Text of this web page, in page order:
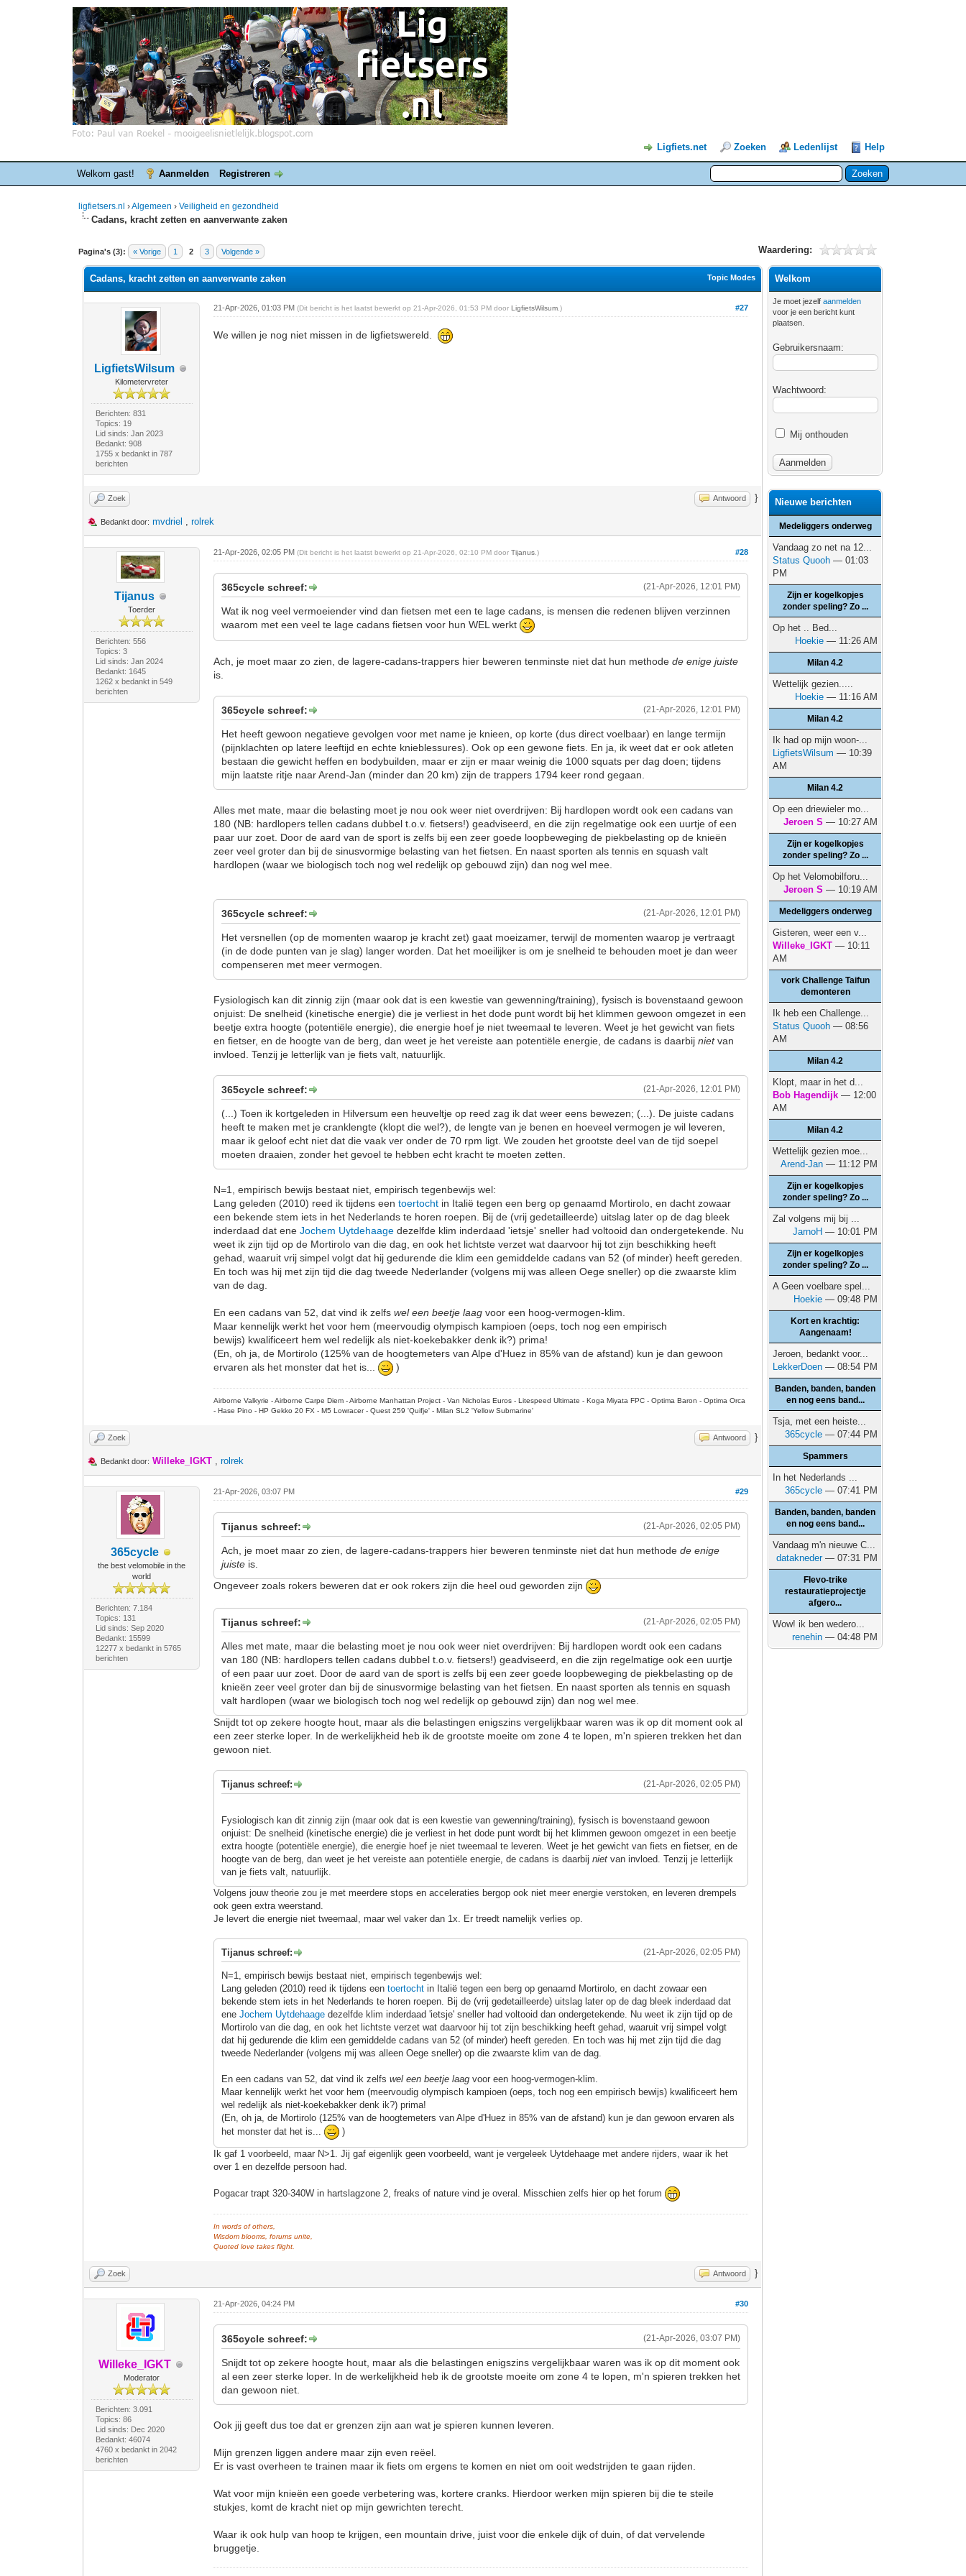
Ligfiets.net Zoeken Ledenlijst Help
Welkom gast! Aanmelden Registreren
ligfietsers.nl ›Algemeen ›Veiligheid en gezondheid
Cadans, kracht zetten en aanverwante zaken
Pagina's (3): « Vorige 1 2 3 Volgende » Waardering:
0 stemmen - gemiddelde waardering is 0
1
2
3
4
5
Topic Modes
Cadans, kracht zetten en aanverwante zaken
LigfietsWilsum
Kilometervreter
Berichten: 831
Topics: 19
Lid sinds: Jan 2023
Bedankt: 908
1755 x bedankt in 787
berichten
#27
21-Apr-2026, 01:03 PM(Dit bericht is het laatst bewerkt op 21-Apr-2026, 01:53 PM doorLigfietsWilsum .)
We willen je nog niet missen in de ligfietswereld.
Zoek Antwoord }
Bedankt door: mvdriel ,rolrek
Tijanus
Toerder
Berichten: 556
Topics: 3
Lid sinds: Jan 2024
Bedankt: 1645
1262 x bedankt in 549
berichten
#28
21-Apr-2026, 02:05 PM(Dit bericht is het laatst bewerkt op 21-Apr-2026, 02:10 PM doorTijanus .)
(21-Apr-2026, 12:01 PM)
365cycle schreef:
Wat ik nog veel vermoeiender vind dan fietsen met een te lage cadans, is mensen die redenen blijven verzinnen
waarom met een veel te lage cadans fietsen voor hun WEL werkt
Ach, je moet maar zo zien, de lagere-cadans-trappers hier beweren tenminste niet dat hun methodede enige juiste
is.
(21-Apr-2026, 12:01 PM)
365cycle schreef:
Het heeft gewoon negatieve gevolgen voor met name je knieen, op korte (dus direct voelbaar) en lange termijn
(pijnklachten op latere leeftijd en echte knieblessures). Ook op een gewone fiets. En ja, ik weet dat er ook atleten
bestaan die gewicht heffen en bodybuilden, maar er zijn er maar weinig die 1000 squats per dag doen; tijdens
mijn laatste ritje naar Arend-Jan (minder dan 20 km) zijn de trappers 1794 keer rond gegaan.
Alles met mate, maar die belasting moet je nou ook weer niet overdrijven: Bij hardlopen wordt ook een cadans van
180 (NB: hardlopers tellen cadans dubbel t.o.v. fietsers!) geadviseerd, en die zijn regelmatige ook een uurtje of een
paar uur zoet. Door de aard van de sport is zelfs bij een zeer goede loopbeweging de piekbelasting op de knieën
zeer veel groter dan bij de sinusvormige belasting van het fietsen. En naast sporten als tennis en squash valt
hardlopen (waar we biologisch toch nog wel redelijk op gebouwd zijn) dan nog wel mee.
(21-Apr-2026, 12:01 PM)
365cycle schreef:
Het versnellen (op de momenten waarop je kracht zet) gaat moeizamer, terwijl de momenten waarop je vertraagt
(in de dode punten van je slag) langer worden. Dat het moeilijker is om je snelheid te behouden moet je dan weer
compenseren met meer vermogen.
Fysiologisch kan dit zinnig zijn (maar ook dat is een kwestie van gewenning/training), fysisch is bovenstaand gewoon
onjuist: De snelheid (kinetische energie) die je verliest in het dode punt wordt bij het klimmen gewoon omgezet in een
beetje extra hoogte (potentiële energie), die energie hoef je niet tweemaal te leveren. Weet je het gewicht van fiets
en fietser, en de hoogte van de berg, dan weet je het vereiste aan potentiële energie, de cadans is daarbijnietvan
invloed. Tenzij je letterlijk van je fiets valt, natuurlijk.
(21-Apr-2026, 12:01 PM)
365cycle schreef:
(...) Toen ik kortgeleden in Hilversum een heuveltje op reed zag ik dat weer eens bewezen; (...). De juiste cadans
heeft te maken met je cranklengte (klopt die wel?), de lengte van je benen en hoeveel vermogen je wil leveren,
maar ik geloof echt niet dat die vaak ver onder de 70 rpm ligt. We zouden het grootste deel van de tijd soepel
moeten draaien, zonder het gevoel te hebben echt kracht te moeten zetten.
N=1, empirisch bewijs bestaat niet, empirisch tegenbewijs wel:
Lang geleden (2010) reed ik tijdens eentoertocht in Italië tegen een berg op genaamd Mortirolo, en dacht zowaar
een bekende stem iets in het Nederlands te horen roepen. Bij de (vrij gedetailleerde) uitslag later op de dag bleek
inderdaad dat eneJochem Uytdehaage dezelfde klim inderdaad 'ietsje' sneller had voltooid dan ondergetekende. Nu
weet ik zijn tijd op de Mortirolo van die dag, en ook het lichtste verzet wat daarvoor hij tot zijn beschikking heeft
gehad, waaruit vrij simpel volgt dat hij gedurende die klim een gemiddelde cadans van 52 (of minder) heeft gereden.
En toch was hij met zijn tijd die dag tweede Nederlander (volgens mij was alleen Oege sneller) op die zwaarste klim
van de dag.
En een cadans van 52, dat vind ik zelfswel een beetje laag voor een hoog-vermogen-klim.
Maar kennelijk werkt het voor hem (meervoudig olympisch kampioen (oeps, toch nog een empirisch
bewijs) kwalificeert hem wel redelijk als niet-koekebakker denk ik?) prima!
(En, oh ja, de Mortirolo (125% van de hoogtemeters van Alpe d'Huez in 85% van de afstand) kun je dan gewoon
ervaren als het monster dat het is...
)
Airborne Valkyrie - Airborne Carpe Diem - Airborne Manhattan Project - Van Nicholas Euros - Litespeed Ultimate - Koga Miyata FPC - Optima Baron - Optima Orca
- Hase Pino - HP Gekko 20 FX - M5 Lowracer - Quest 259 'Quifje' - Milan SL2 'Yellow Submarine'
Zoek Antwoord }
Bedankt door: Willeke_IGKT ,rolrek
365cycle
the best velomobile in the
world
Berichten: 7.184
Topics: 131
Lid sinds: Sep 2020
Bedankt: 15599
12277 x bedankt in 5765
berichten
#29
21-Apr-2026, 03:07 PM
(21-Apr-2026, 02:05 PM)
Tijanus schreef:
Ach, je moet maar zo zien, de lagere-cadans-trappers hier beweren tenminste niet dat hun methodede enige
juiste is.
Ongeveer zoals rokers beweren dat er ook rokers zijn die heel oud geworden zijn
(21-Apr-2026, 02:05 PM)
Tijanus schreef:
Alles met mate, maar die belasting moet je nou ook weer niet overdrijven: Bij hardlopen wordt ook een cadans
van 180 (NB: hardlopers tellen cadans dubbel t.o.v. fietsers!) geadviseerd, en die zijn regelmatige ook een uurtje
of een paar uur zoet. Door de aard van de sport is zelfs bij een zeer goede loopbeweging de piekbelasting op de
knieën zeer veel groter dan bij de sinusvormige belasting van het fietsen. En naast sporten als tennis en squash
valt hardlopen (waar we biologisch toch nog wel redelijk op gebouwd zijn) dan nog wel mee.
Snijdt tot op zekere hoogte hout, maar als die belastingen enigszins vergelijkbaar waren was ik op dit moment ook al
een zeer sterke loper. In de werkelijkheid heb ik de grootste moeite om zone 4 te lopen, m'n spieren trekken het dan
gewoon niet.
(21-Apr-2026, 02:05 PM)
Tijanus schreef:
Fysiologisch kan dit zinnig zijn (maar ook dat is een kwestie van gewenning/training), fysisch is bovenstaand gewoon
onjuist: De snelheid (kinetische energie) die je verliest in het dode punt wordt bij het klimmen gewoon omgezet in een beetje
extra hoogte (potentiële energie), die energie hoef je niet tweemaal te leveren. Weet je het gewicht van fiets en fietser, en de
hoogte van de berg, dan weet je het vereiste aan potentiële energie, de cadans is daarbijniet van invloed. Tenzij je letterlijk
van je fiets valt, natuurlijk.
Volgens jouw theorie zou je met meerdere stops en acceleraties bergop ook niet meer energie verstoken, en leveren drempels
ook geen extra weerstand.
Je levert die energie niet tweemaal, maar wel vaker dan 1x. Er treedt namelijk verlies op.
(21-Apr-2026, 02:05 PM)
Tijanus schreef:
N=1, empirisch bewijs bestaat niet, empirisch tegenbewijs wel:
Lang geleden (2010) reed ik tijdens eentoertocht in Italië tegen een berg op genaamd Mortirolo, en dacht zowaar een
bekende stem iets in het Nederlands te horen roepen. Bij de (vrij gedetailleerde) uitslag later op de dag bleek inderdaad dat
eneJochem Uytdehaage dezelfde klim inderdaad 'ietsje' sneller had voltooid dan ondergetekende. Nu weet ik zijn tijd op de
Mortirolo van die dag, en ook het lichtste verzet wat daarvoor hij tot zijn beschikking heeft gehad, waaruit vrij simpel volgt
dat hij gedurende die klim een gemiddelde cadans van 52 (of minder) heeft gereden. En toch was hij met zijn tijd die dag
tweede Nederlander (volgens mij was alleen Oege sneller) op die zwaarste klim van de dag.
En een cadans van 52, dat vind ik zelfswel een beetje laag voor een hoog-vermogen-klim.
Maar kennelijk werkt het voor hem (meervoudig olympisch kampioen (oeps, toch nog een empirisch bewijs) kwalificeert hem
wel redelijk als niet-koekebakker denk ik?) prima!
(En, oh ja, de Mortirolo (125% van de hoogtemeters van Alpe d'Huez in 85% van de afstand) kun je dan gewoon ervaren als
het monster dat het is...
)
Ik gaf 1 voorbeeld, maar N>1. Jij gaf eigenlijk geen voorbeeld, want je vergeleek Uytdehaage met andere rijders, waar ik het
over 1 en dezelfde persoon had.
Pogacar trapt 320-340W in hartslagzone 2, freaks of nature vind je overal. Misschien zelfs hier op het forum
In words of others,
Wisdom blooms, forums unite,
Quoted love takes flight.
Zoek Antwoord }
Willeke_IGKT
Moderator
Berichten: 3.091
Topics: 86
Lid sinds: Dec 2020
Bedankt: 46074
4760 x bedankt in 2042
berichten
#30
21-Apr-2026, 04:24 PM
(21-Apr-2026, 03:07 PM)
365cycle schreef:
Snijdt tot op zekere hoogte hout, maar als die belastingen enigszins vergelijkbaar waren was ik op dit moment ook
al een zeer sterke loper. In de werkelijkheid heb ik de grootste moeite om zone 4 te lopen, m'n spieren trekken het
dan gewoon niet.
Ook jij geeft dus toe dat er grenzen zijn aan wat je spieren kunnen leveren.
Mijn grenzen liggen andere maar zijn even reëel.
Er is vast overheen te trainen maar ik fiets om ergens te komen en niet om ooit wedstrijden te gaan rijden.
Wat voor mijn knieën een goede verbetering was, kortere cranks. Hierdoor werken mijn spieren bij die te steile
stukjes, komt de kracht niet op mijn gewrichten terecht.
Waar ik ook hulp van hoop te krijgen, een mountain drive, juist voor die enkele dijk of duin, of dat vervelende
bruggetje.
Welkom
Je moet jezelfaanmelden
voor je een bericht kunt
plaatsen.
Gebruikersnaam:
Wachtwoord:
Mij onthouden
Nieuwe berichten
Medeliggers onderweg
Vandaag zo net na 12...
Status Quooh — 01:03
PM
Zijn er kogelkopjes
zonder speling? Zo ...
Op het .. Bed...
Hoekie — 11:26 AM
Milan 4.2
Wettelijk gezien.....
Hoekie — 11:16 AM
Milan 4.2
Ik had op mijn woon-...
LigfietsWilsum — 10:39
AM
Milan 4.2
Op een driewieler mo...
Jeroen S — 10:27 AM
Zijn er kogelkopjes
zonder speling? Zo ...
Op het Velomobilforu...
Jeroen S — 10:19 AM
Medeliggers onderweg
Gisteren, weer een v...
Willeke_IGKT — 10:11
AM
vork Challenge Taifun
demonteren
Ik heb een Challenge...
Status Quooh — 08:56
AM
Milan 4.2
Klopt, maar in het d...
Bob Hagendijk — 12:00
AM
Milan 4.2
Wettelijk gezien moe...
Arend-Jan — 11:12 PM
Zijn er kogelkopjes
zonder speling? Zo ...
Zal volgens mij bij ...
JarnoH — 10:01 PM
Zijn er kogelkopjes
zonder speling? Zo ...
A Geen voelbare spel...
Hoekie — 09:48 PM
Kort en krachtig:
Aangenaam!
Jeroen, bedankt voor...
LekkerDoen — 08:54 PM
Banden, banden, banden
en nog eens band...
Tsja, met een heiste...
365cycle — 07:44 PM
Spammers
In het Nederlands ...
365cycle — 07:41 PM
Banden, banden, banden
en nog eens band...
Vandaag m'n nieuwe C...
datakneder— 07:31 PM
Flevo-trike
restauratieprojectje
afgero...
Wow! ik ben wedero...
renehin — 04:48 PM